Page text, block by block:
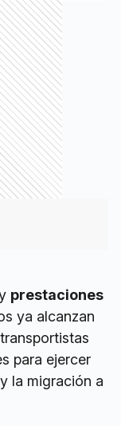
prestaciones
ya alcanzan
para ejercer
la migración a